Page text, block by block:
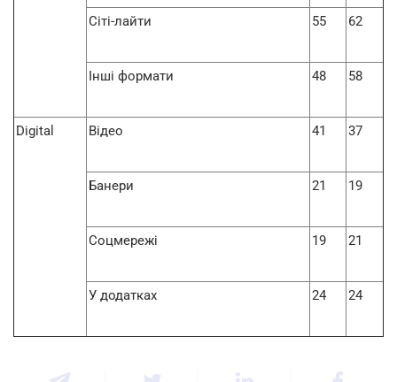
Сіті-лайти 55 62
Інші формати 48 58
Digital Відео 41 37
Банери 21 19
Соцмережі 19 21
У додатках 24 24